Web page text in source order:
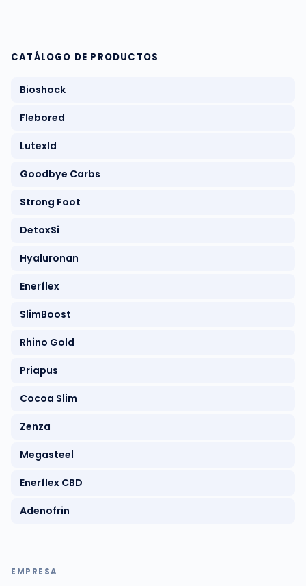
CATÁLOGO DE PRODUCTOS
Bioshock
Flebored
LutexId
Goodbye Carbs
Strong Foot
DetoxSi
Hyaluronan
Enerflex
SlimBoost
Rhino Gold
Priapus
Cocoa Slim
Zenza
Megasteel
Enerflex CBD
Adenofrin
EMPRESA